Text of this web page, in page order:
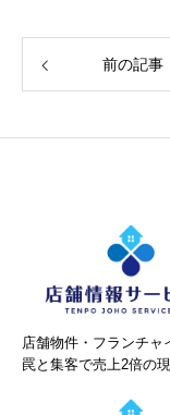
前の記事
店舗物件・フランチャ
罠と集客で売上2倍の